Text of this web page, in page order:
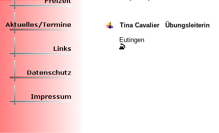
Tina Cavalier Übungsleiterin
Eutingen